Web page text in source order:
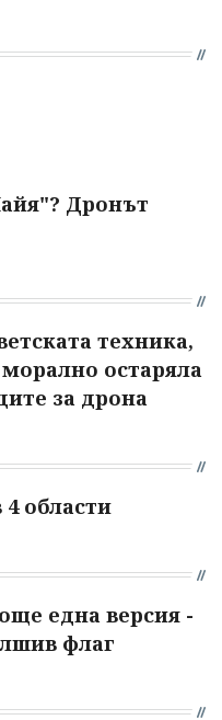
Дронът
техника,
остаряла
за дрона
области
една версия -
флаг